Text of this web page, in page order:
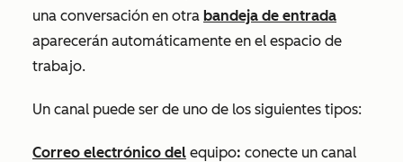
una conversación en otra bandeja de entrada
aparecerán automáticamente en el espacio de
trabajo.
Un canal puede ser de uno de los siguientes tipos:
Correo electrónico del equipo: conecte un canal